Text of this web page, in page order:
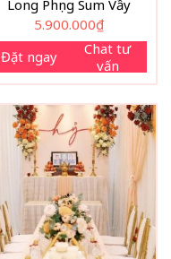
Long Phụng Sum Vầy
5.900.000₫
Đặt ngay
Chat tư
vấn